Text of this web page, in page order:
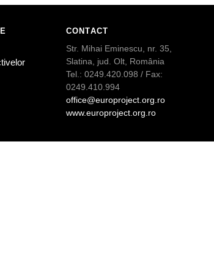
CONTACT
Str. Mihai Eminescu, nr. 35,
Slatina, jud. Olt, România
Tel.: 0249.420.098 / Fax:
0249.410.994
office@europroject.org.ro
www.europroject.org.ro